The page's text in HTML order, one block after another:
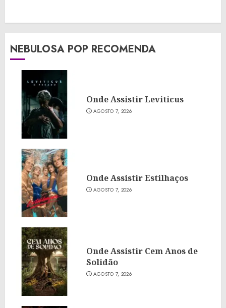
NEBULOSA POP RECOMENDA
Onde Assistir Leviticus
AGOSTO 7, 2026
Onde Assistir Estilhaços
AGOSTO 7, 2026
Onde Assistir Cem Anos de
Solidão
AGOSTO 7, 2026